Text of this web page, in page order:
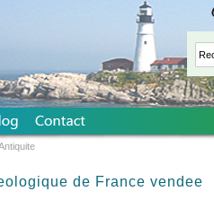
de France vendee